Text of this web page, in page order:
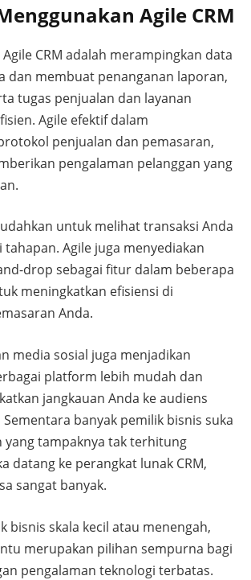
Agile CRM
CRM adalah merampingkan data
dan membuat penanganan laporan,
tugas penjualan dan layanan
Agile efektif dalam
penjualan dan pemasaran,
pengalaman pelanggan yang
untuk melihat transaksi Anda
Agile juga menyediakan
drop sebagai fitur dalam beberapa
meningkatkan efisiensi di
Anda.
media sosial juga menjadikan
platform lebih mudah dan
jangkauan Anda ke audiens
banyak pemilik bisnis suka
yang tampaknya tak terhitung
datang ke perangkat lunak CRM,
sangat banyak.
bisnis skala kecil atau menengah,
merupakan pilihan sempurna bagi
pengalaman teknologi terbatas.